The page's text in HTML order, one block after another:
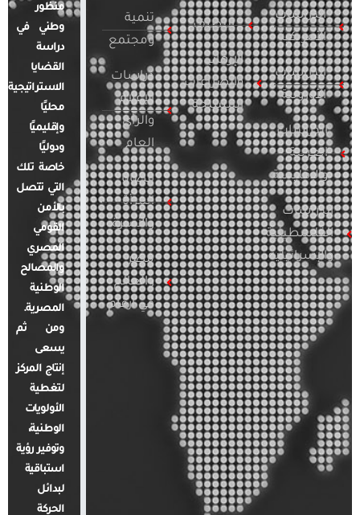
الدراسات
الأمريكية
الدراسات
الأوروبية
الدراسات
العربية
والإقليمية
الدراسات
الفلسطينية
والإسرائيلية
التطرف
الإرهاب
والصراعات
المسلحة
تنمية
ومجتمع
دراسات
الإعلام
والرأي
العام
قضايا
المرأة
والأسرة
مصر
والعالم
في أرقام
منظور
وطني في
دراسة
القضايا
الاستراتيجية
محليًا
وإقليميًا
ودوليًا
خاصة تلك
التي تتصل
بالأمن
القومي
المصري
والمصالح
الوطنية
المصرية.
ومن ثم
يسعى
إنتاج المركز
لتغطية
الأولويات
الوطنية،
وتوفير رؤية
استباقية
لبدائل
الحركة